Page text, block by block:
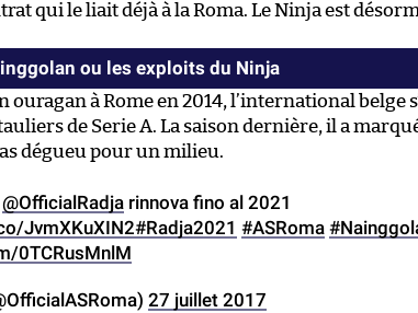
qui le liait déjà à la Roma. Le Ninja est
ou les exploits du Ninja
à Rome en 2014, l’international belge
de Serie A. La saison dernière, il a
dégueu pour un milieu.
@OfficialRadja rinnova fino al 2021
JvmXKuXIN2#Radja2021 #ASRoma
0TCRusMnlM
27 juillet 2017